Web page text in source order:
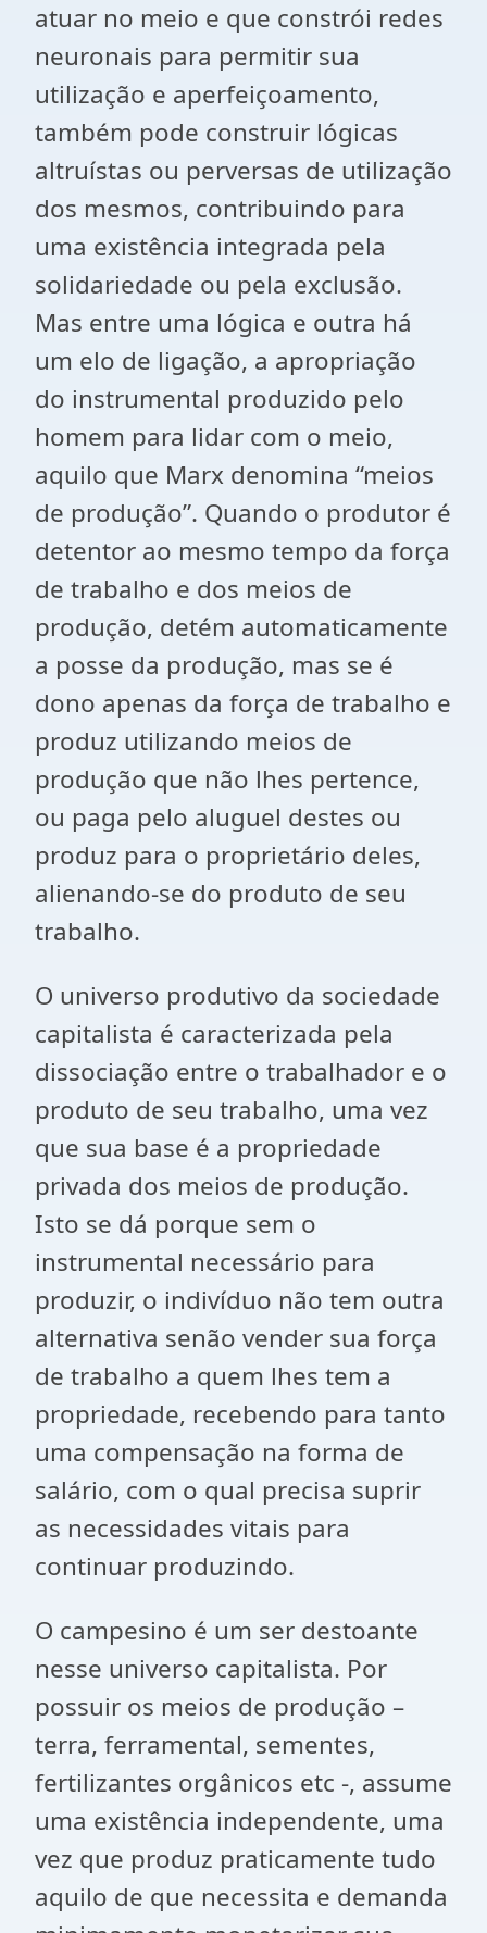
atuar no meio e que constrói redes
neuronais para permitir sua
utilização e aperfeiçoamento,
também pode construir lógicas
altruístas ou perversas de utilização
dos mesmos, contribuindo para
uma existência integrada pela
solidariedade ou pela exclusão.
Mas entre uma lógica e outra há
um elo de ligação, a apropriação
do instrumental produzido pelo
homem para lidar com o meio,
aquilo que Marx denomina “meios
de produção”. Quando o produtor é
detentor ao mesmo tempo da força
de trabalho e dos meios de
produção, detém automaticamente
a posse da produção, mas se é
dono apenas da força de trabalho e
produz utilizando meios de
produção que não lhes pertence,
ou paga pelo aluguel destes ou
produz para o proprietário deles,
alienando-se do produto de seu
trabalho.
O universo produtivo da sociedade
capitalista é caracterizada pela
dissociação entre o trabalhador e o
produto de seu trabalho, uma vez
que sua base é a propriedade
privada dos meios de produção.
Isto se dá porque sem o
instrumental necessário para
produzir, o indivíduo não tem outra
alternativa senão vender sua força
de trabalho a quem lhes tem a
propriedade, recebendo para tanto
uma compensação na forma de
salário, com o qual precisa suprir
as necessidades vitais para
continuar produzindo.
O campesino é um ser destoante
nesse universo capitalista. Por
possuir os meios de produção –
terra, ferramental, sementes,
fertilizantes orgânicos etc -, assume
uma existência independente, uma
vez que produz praticamente tudo
aquilo de que necessita e demanda